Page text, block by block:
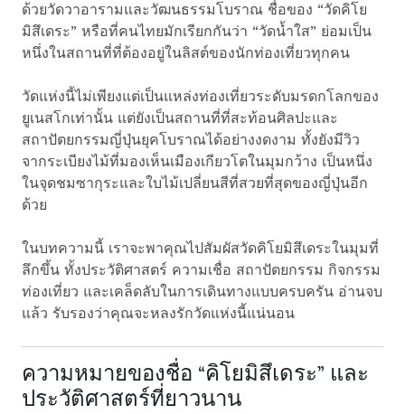
ด้วยวัดวาอารามและวัฒนธรรมโบราณ ชื่อของ “วัดคิโย
มิสึเดระ” หรือที่คนไทยมักเรียกกันว่า “วัดน้ำใส” ย่อมเป็น
หนึ่งในสถานที่ที่ต้องอยู่ในลิสต์ของนักท่องเที่ยวทุกคน
วัดแห่งนี้ไม่เพียงแต่เป็นแหล่งท่องเที่ยวระดับมรดกโลกของ
ยูเนสโกเท่านั้น แต่ยังเป็นสถานที่ที่สะท้อนศิลปะและ
สถาปัตยกรรมญี่ปุ่นยุคโบราณได้อย่างงดงาม ทั้งยังมีวิว
จากระเบียงไม้ที่มองเห็นเมืองเกียวโตในมุมกว้าง เป็นหนึ่ง
ในจุดชมซากุระและใบไม้เปลี่ยนสีที่สวยที่สุดของญี่ปุ่นอีก
ด้วย
ในบทความนี้ เราจะพาคุณไปสัมผัสวัดคิโยมิสึเดระในมุมที่
ลึกขึ้น ทั้งประวัติศาสตร์ ความเชื่อ สถาปัตยกรรม กิจกรรม
ท่องเที่ยว และเคล็ดลับในการเดินทางแบบครบครัน อ่านจบ
แล้ว รับรองว่าคุณจะหลงรักวัดแห่งนี้แน่นอน
ความหมายของชื่อ “คิโยมิสึเดระ” และ
ประวัติศาสตร์ที่ยาวนาน